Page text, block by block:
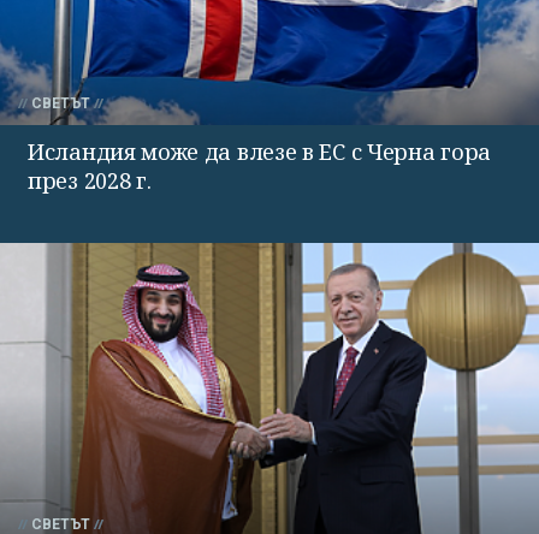
СВЕТЪТ
Исландия може да влезе в ЕС с Черна гора
през 2028 г.
СВЕТЪТ